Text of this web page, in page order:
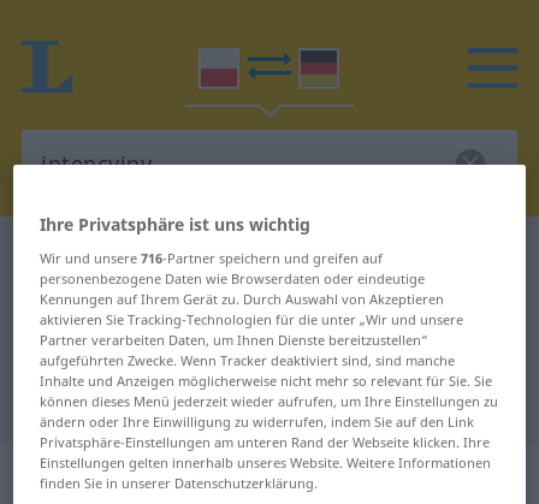
Polnisch-Deutsch Wörterbuch intencyjny
Polnisch-Deutsch Übersetzung für
"intencyjny"
"intencyjny" Deutsch Übersetzung
„intencyjny“
Ihre Privatsphäre ist uns wichtig
Wir und unsere716-Partner speichern und greifen auf
personenbezogene Daten wie Browserdaten oder eindeutige
Kennungen auf Ihrem Gerät zu. Durch Auswahl von Akzeptieren
aktivieren Sie Tracking-Technologien für die unter „Wir und unsere
Partner verarbeiten Daten, um Ihnen Dienste bereitzustellen“
aufgeführten Zwecke. Wenn Tracker deaktiviert sind, sind manche
Inhalte und Anzeigen möglicherweise nicht mehr so relevant für Sie. Sie
können dieses Menü jederzeit wieder aufrufen, um Ihre Einstellungen zu
ändern oder Ihre Einwilligung zu widerrufen, indem Sie auf den Link
Privatsphäre-Einstellungen am unteren Rand der Webseite klicken. Ihre
Einstellungen gelten innerhalb unseres Website. Weitere Informationen
finden Sie in unserer Datenschutzerklärung.